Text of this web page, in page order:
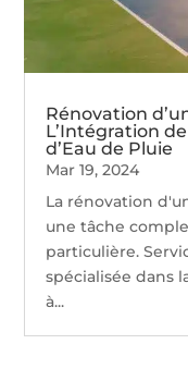
Rénovation
L’Intégration
d’Eau de Pluie
Mar 19, 2024
La rénovation
une tâche
particulière.
spécialisée dans
à...